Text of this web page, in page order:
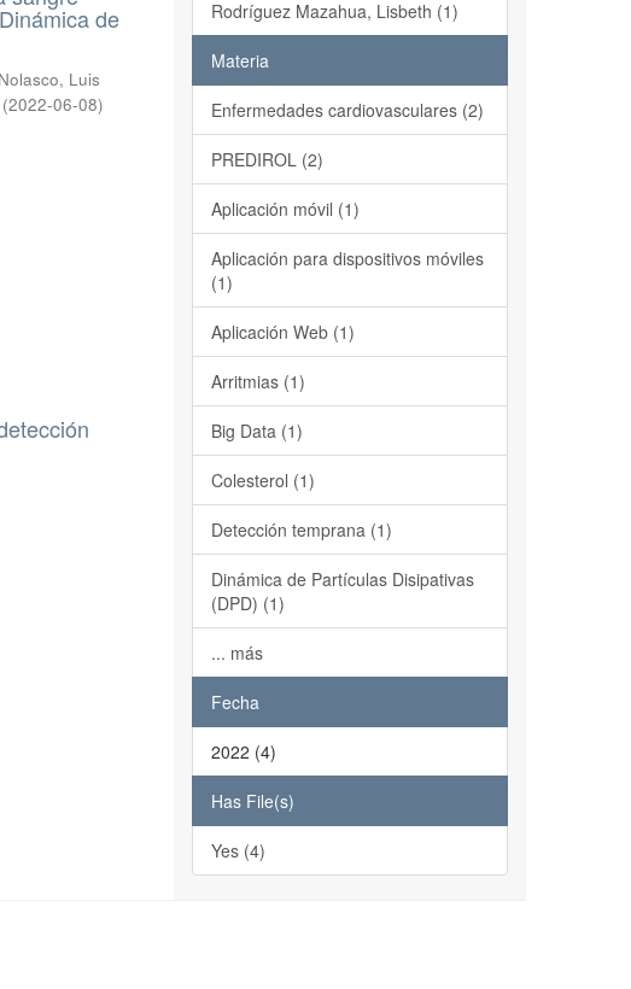
de
Luis
(2022-06-08)
Rodríguez Mazahua, Lisbeth (1)
Materia
Enfermedades cardiovasculares (2)
PREDIROL (2)
Aplicación móvil (1)
Aplicación para dispositivos móviles
(1)
Aplicación Web (1)
Arritmias (1)
Big Data (1)
Colesterol (1)
Detección temprana (1)
Dinámica de Partículas Disipativas
(DPD) (1)
... más
Fecha
2022 (4)
Has File(s)
Yes (4)